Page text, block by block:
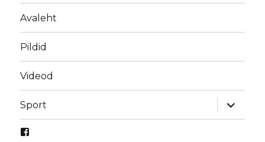
Avaleht
Pildid
Videod
Sport
laienda